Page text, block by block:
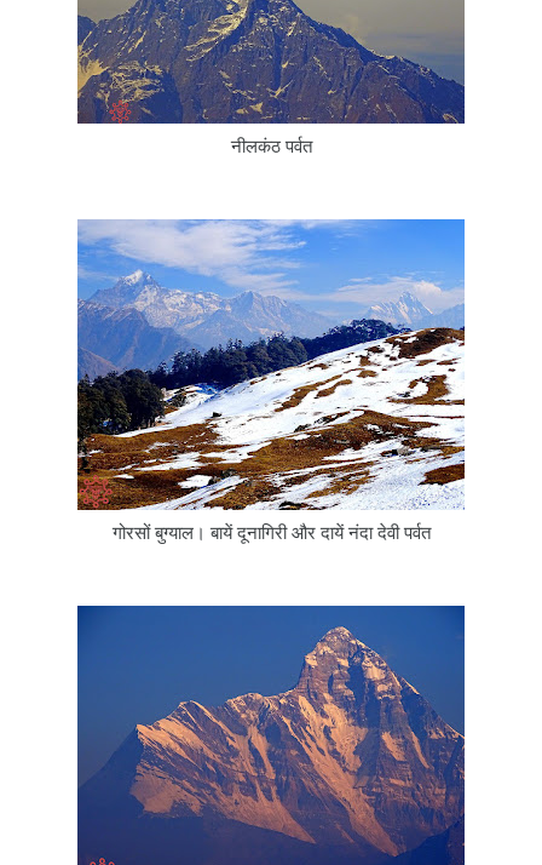
नीलकंठ पर्वत
गोरसों बुग्याल। बायें दूनागिरी और दायें नंदा देवी पर्वत